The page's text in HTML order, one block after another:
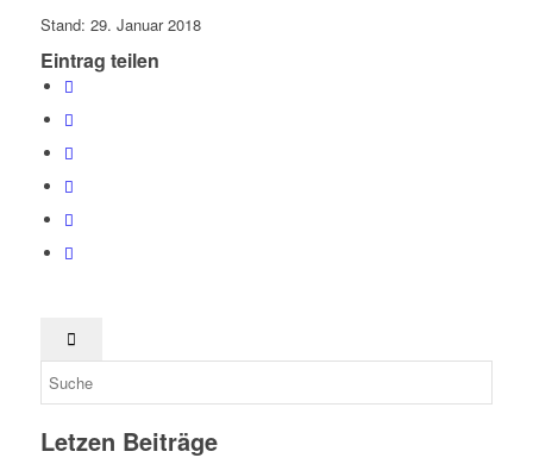
Stand: 29. Januar 2018
Eintrag teilen
Letzen Beiträge